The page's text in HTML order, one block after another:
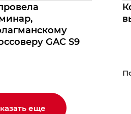
GAC S9
еще